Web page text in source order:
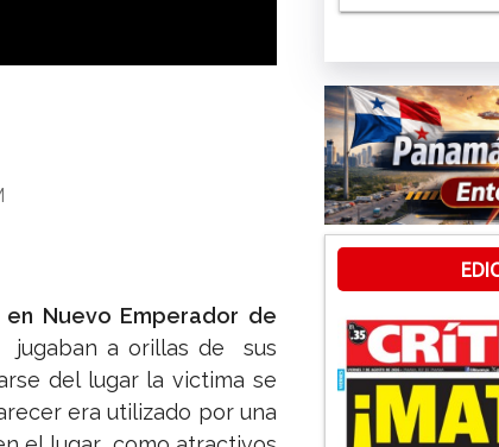
Nuevo Emperador de
jugaban a orillas de sus
del lugar la victima se
era utilizado por una